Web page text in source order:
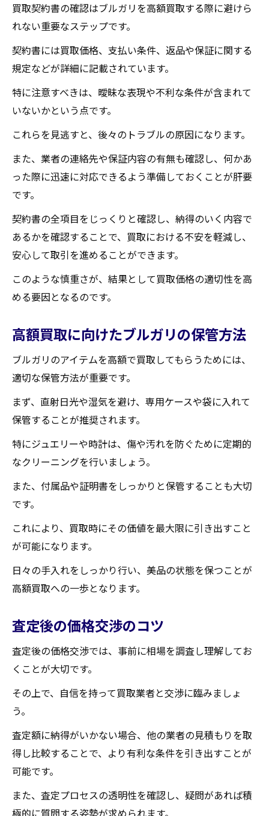
買取契約書の確認はブルガリを高額買取する際に避けら
れない重要なステップです。
契約書には買取価格、支払い条件、返品や保証に関する
規定などが詳細に記載されています。
特に注意すべきは、曖昧な表現や不利な条件が含まれて
いないかという点です。
これらを見逃すと、後々のトラブルの原因になります。
また、業者の連絡先や保証内容の有無も確認し、何かあ
った際に迅速に対応できるよう準備しておくことが肝要
です。
契約書の全項目をじっくりと確認し、納得のいく内容で
あるかを確認することで、買取における不安を軽減し、
安心して取引を進めることができます。
このような慎重さが、結果として買取価格の適切性を高
める要因となるのです。
高額買取に向けたブルガリの保管方法
ブルガリのアイテムを高額で買取してもらうためには、
適切な保管方法が重要です。
まず、直射日光や湿気を避け、専用ケースや袋に入れて
保管することが推奨されます。
特にジュエリーや時計は、傷や汚れを防ぐために定期的
なクリーニングを行いましょう。
また、付属品や証明書をしっかりと保管することも大切
です。
これにより、買取時にその価値を最大限に引き出すこと
が可能になります。
日々の手入れをしっかり行い、美品の状態を保つことが
高額買取への一歩となります。
査定後の価格交渉のコツ
査定後の価格交渉では、事前に相場を調査し理解してお
くことが大切です。
その上で、自信を持って買取業者と交渉に臨みましょ
う。
査定額に納得がいかない場合、他の業者の見積もりを取
得し比較することで、より有利な条件を引き出すことが
可能です。
また、査定プロセスの透明性を確認し、疑問があれば積
極的に質問する姿勢が求められます。